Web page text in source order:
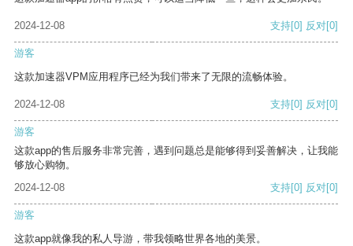
2024-12-08 支持[0] 反对[0]
游客
这款加速器VPM应用程序已经为我们带来了无限的流畅体验。
2024-12-08 支持[0] 反对[0]
游客
这款app的售后服务非常完善，遇到问题总是能够得到妥善解决，让我能
够放心购物。
2024-12-08
支持[0] 反对[0]
游客
这款app就像我的私人导游，带我领略世界各地的美景。